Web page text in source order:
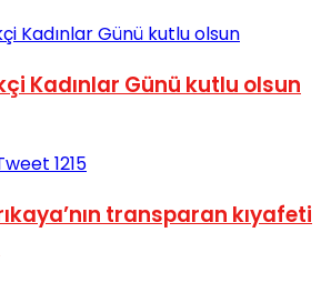
Kadınlar Günü kutlu olsun
1215
transparan kıyafeti